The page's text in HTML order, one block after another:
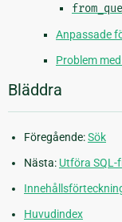
Anpassade
Problem
Bläddra
Föregående:Sök
Nästa: Utföra
Huvudindex